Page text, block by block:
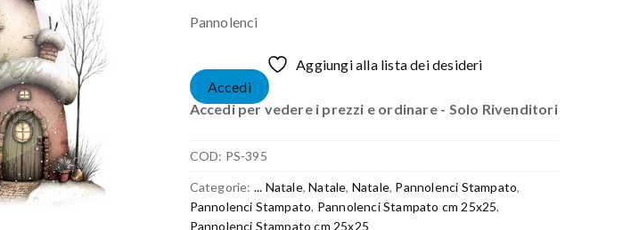
Pannolenci
Aggiungi alla lista dei desideri
Accedi
Accedi per vedere i prezzi e ordinare - Solo Rivenditori
COD: PS-395
Categorie: ... Natale,Natale, Natale, Pannolenci Stampato,
Pannolenci Stampato, Pannolenci Stampato cm 25x25,
Pannolenci Stampato cm 25x25